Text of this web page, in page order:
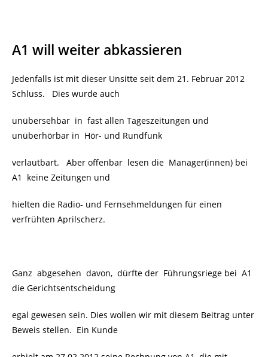
A1 will weiter abkassieren
Jedenfalls ist mit dieser Unsitte seit dem 21. Februar 2012
Schluss. Dies wurde auch
unübersehbar in fast allen Tageszeitungen und
unüberhörbar in Hör- und Rundfunk
verlautbart. Aber offenbar lesen die Manager(innen) bei
A1 keine Zeitungen und
hielten die Radio- und Fernsehmeldungen für einen
verfrühten Aprilscherz.
Ganz abgesehen davon, dürfte der Führungsriege bei A1
die Gerichtsentscheidung
egal gewesen sein. Dies wollen wir mit diesem Beitrag unter
Beweis stellen. Ein Kunde